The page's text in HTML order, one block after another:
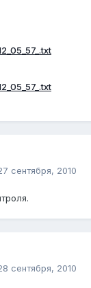
сентября, 2010
сентября, 2010